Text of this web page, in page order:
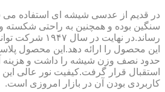
در قدیم از عدسی شیشه ای استفاده می
سنگین بوده و همچنین به راحتی
رساند.در نهایت
این محصول را ارائه دهد.این محصول
حدود نصف وزن شیشه را داشت و هزینه
استقبال قرار گرفت.کیفیت نور عالی
کاربردی بودن آن در بازار امروزی است.